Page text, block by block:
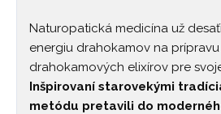
Naturopatická medicína už
energiu drahokamov na
drahokamových elixírov pre
Inšpirovaní starovekými
metódu pretavili do